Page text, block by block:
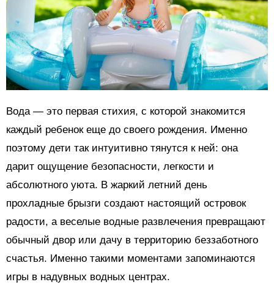
Вода — это первая стихия, с которой знакомится
каждый ребенок еще до своего рождения. Именно
поэтому дети так интуитивно тянутся к ней: она
дарит ощущение безопасности, легкости и
абсолютного уюта. В жаркий летний день
прохладные брызги создают настоящий островок
радости, а веселые водные развлечения превращают
обычный двор или дачу в территорию беззаботного
счастья. Именно такими моментами запоминаются
игры в надувных водных центрах.